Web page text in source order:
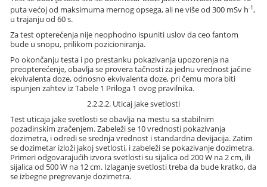
puta većoj od maksimuma mernog opsega, ali ne više od 300 mSv h-1,
u trajanju od 60 s.
Za test opterećenja nije neophodno ispuniti uslov da ceo fantom
bude u snopu, prilikom pozicioniranja.
Po okončanju testa i po prestanku pokazivanja upozorenja na
preopterećenje, obavlja se provera tačnosti za jednu vrednost jačine
ekvivalenta doze, odnosno ekvivalenta doze, pri čemu mora biti
ispunjen zahtev iz Tabele 1 Priloga 1 ovog pravilnika.
2.2.2.2. Uticaj jake svetlosti
Test uticaja jake svetlosti se obavlja na mestu sa stabilnim
pozadinskim zračenjem. Zabeleži se 10 vrednosti pokazivanja
dozimetra, i odredi se srednja vrednost i standardna devijacija. Zatim
se dozimetar izloži jakoj svetlosti, i zabeleži se pokazivanje dozimetra.
Primeri odgovarajućih izvora svetlosti su sijalica od 200 W na 2 cm, ili
sijalica od 500 W na 12 cm. Izlaganje svetlosti treba da bude kratko, da
se izbegne pregrevanje dozimetra.